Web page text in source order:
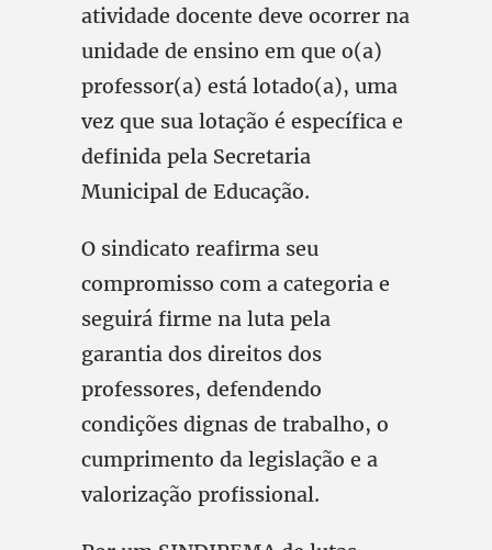
atividade docente deve ocorrer na
unidade de ensino em que o(a)
professor(a) está lotado(a), uma
vez que sua lotação é específica e
definida pela Secretaria
Municipal de Educação.
O sindicato reafirma seu
compromisso com a categoria e
seguirá firme na luta pela
garantia dos direitos dos
professores, defendendo
condições dignas de trabalho, o
cumprimento da legislação e a
valorização profissional.